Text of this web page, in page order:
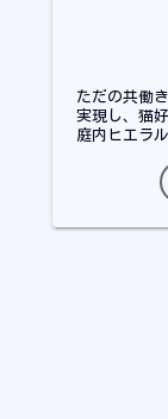
ただの共働
実現し、猫
庭内ヒエラ